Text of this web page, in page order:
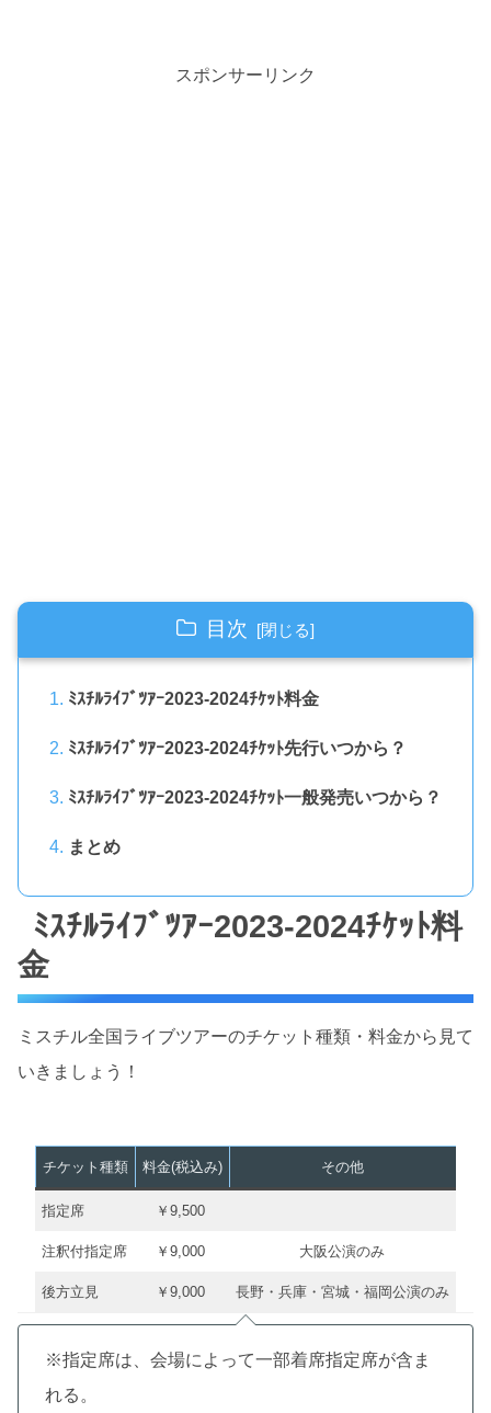
スポンサーリンク
目次
ﾐｽﾁﾙﾗｲﾌﾞﾂｱｰ2023-2024ﾁｹｯﾄ料金
ﾐｽﾁﾙﾗｲﾌﾞﾂｱｰ2023-2024ﾁｹｯﾄ先行いつから？
ﾐｽﾁﾙﾗｲﾌﾞﾂｱｰ2023-2024ﾁｹｯﾄ一般発売いつから？
まとめ
ﾐｽﾁﾙﾗｲﾌﾞﾂｱｰ2023-2024ﾁｹｯﾄ料
金
ミスチル全国ライブツアーのチケット種類・料金から見て
いきましょう！
チケット種類 料金(税込み) その他
指定席 ￥9,500
注釈付指定席 ￥9,000 大阪公演のみ
後方立見 ￥9,000 長野・兵庫・宮城・福岡公演のみ
※指定席は、会場によって一部着席指定席が含ま
れる。